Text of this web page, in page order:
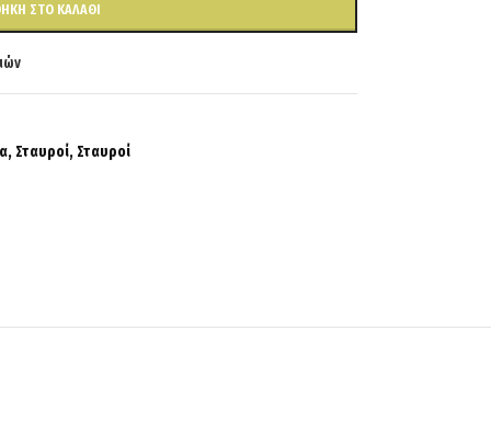
ΣΤΟ ΚΑΛΆΘΙ
, Σταυροί, Σταυροί